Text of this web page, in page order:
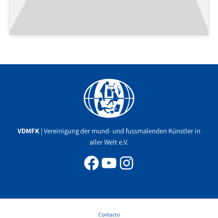
VDMFK | Vereinigung der mund- und fussmalenden Künstler in
aller Welt e.V.
Facebook
YouTube
Instagram
Contacto